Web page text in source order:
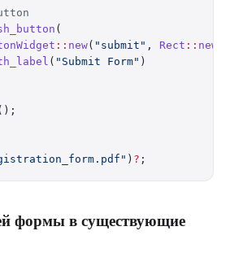
(
:: new( "submit" , Rect :: new
( "Submit Form" )
) ? ;
формы в существующие